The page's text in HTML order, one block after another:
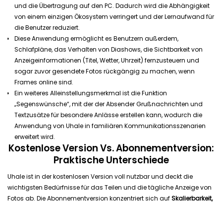
und die Übertragung auf den PC. Dadurch wird die Abhängigkeit
von einem einzigen Ökosystem verringert und der Lernaufwand für
die Benutzer reduziert.
Diese Anwendung ermöglicht es Benutzern außerdem,
Schlafpläne, das Verhalten von Diashows, die Sichtbarkeit von
Anzeigeinformationen (Titel, Wetter, Uhrzeit) fernzusteuern und
sogar zuvor gesendete Fotos rückgängig zu machen, wenn
Frames online sind.
Ein weiteres Alleinstellungsmerkmal ist die Funktion
„Segenswünsche“, mit der der Absender Grußnachrichten und
Textzusätze für besondere Anlässe erstellen kann, wodurch die
Anwendung von Uhale in familiären Kommunikationsszenarien
erweitert wird.
Kostenlose Version Vs. Abonnementversion:
Praktische Unterschiede
Uhale ist in der kostenlosen Version voll nutzbar und deckt die
wichtigsten Bedürfnisse für das Teilen und die tägliche Anzeige von
Fotos ab. Die Abonnementversion konzentriert sich aufSkalierbarkeit,